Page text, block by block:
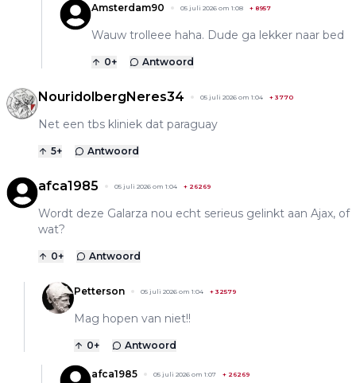
Amsterdam90 05 juli 2026 om 1:08 + 8957
Wauw trolleee haha. Dude ga lekker naar bed
0+ Antwoord
NouridolbergNeres34 05 juli 2026 om 1:04 + 3770
Net een tbs kliniek dat paraguay
5+ Antwoord
afca1985 05 juli 2026 om 1:04 + 26269
Wordt deze Galarza nou echt serieus gelinkt aan Ajax, of
wat?
0+ Antwoord
Petterson 05 juli 2026 om 1:04 + 32579
Mag hopen van niet!!
0+ Antwoord
afca1985 05 juli 2026 om 1:07 + 26269